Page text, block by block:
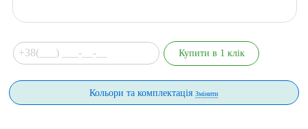
Кольори та комплектаціяЗмінити